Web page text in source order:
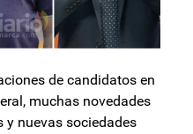
de candidatos en
muchas novedades
y nuevas sociedades